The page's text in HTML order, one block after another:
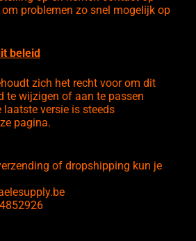
problemen zo snel mogelijk op
beleid
zich het recht voor om dit
te wijzigen of aan te passen
laatste versie is steeds
pagina.
of dropshipping kun je